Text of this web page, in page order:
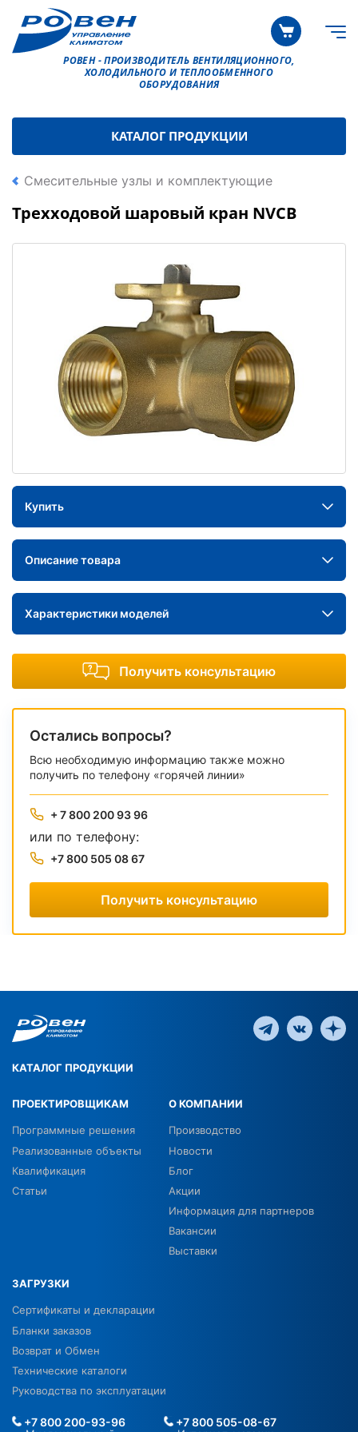
РОВЕН - ПРОИЗВОДИТЕЛЬ ВЕНТИЛЯЦИОННОГО,
ХОЛОДИЛЬНОГО И ТЕПЛООБМЕННОГО
ОБОРУДОВАНИЯ
КАТАЛОГ ПРОДУКЦИИ
Смесительные узлы и комплектующие
Трехходовой шаровый кран NVCB
Купить
Описание товара
Характеристики моделей
Получить консультацию
Остались вопросы?
Всю необходимую информацию также можно
получить по телефону «горячей линии»
+ 7 800 200 93 96
или по телефону:
+7 800 505 08 67
Получить консультацию
КАТАЛОГ ПРОДУКЦИИ
ПРОЕКТИРОВЩИКАМ
Программные решения
Реализованные объекты
Квалификация
Статьи
О КОМПАНИИ
Производство
Новости
Блог
Акции
Информация для партнеров
Вакансии
Выставки
ЗАГРУЗКИ
Сертификаты и декларации
Бланки заказов
Возврат и Обмен
Технические каталоги
Руководства по эксплуатации
+7 800 200-93-96 +7 800 505-08-67